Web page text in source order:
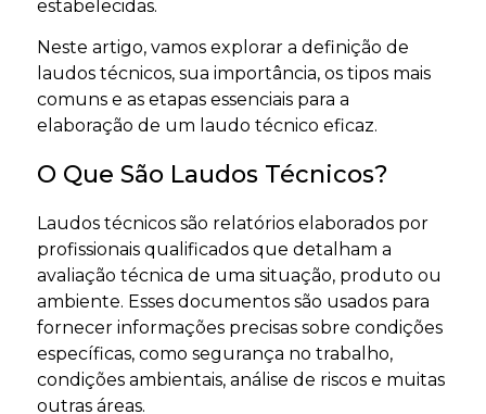
estabelecidas.
Neste artigo, vamos explorar a definição de
laudos técnicos, sua importância, os tipos mais
comuns e as etapas essenciais para a
elaboração de um laudo técnico eficaz.
O Que São Laudos Técnicos?
Laudos técnicos são relatórios elaborados por
profissionais qualificados que detalham a
avaliação técnica de uma situação, produto ou
ambiente. Esses documentos são usados para
fornecer informações precisas sobre condições
específicas, como segurança no trabalho,
condições ambientais, análise de riscos e muitas
outras áreas.